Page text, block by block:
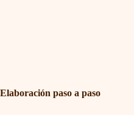
Elaboración paso a paso